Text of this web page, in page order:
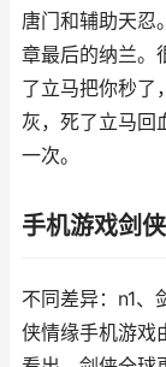
唐门和辅助天忍
章最后的纳兰。
了立马把你秒了
灰，死了立马回
一次。
手机游戏剑
不同差异：n1、
侠情缘手机游戏